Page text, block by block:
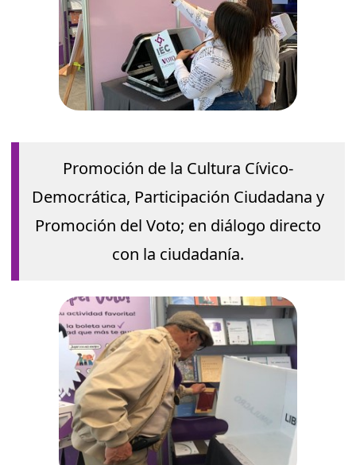
Promoción de la Cultura Cívico-
Democrática, Participación Ciudadana y
Promoción del Voto; en diálogo directo
con la ciudadanía.